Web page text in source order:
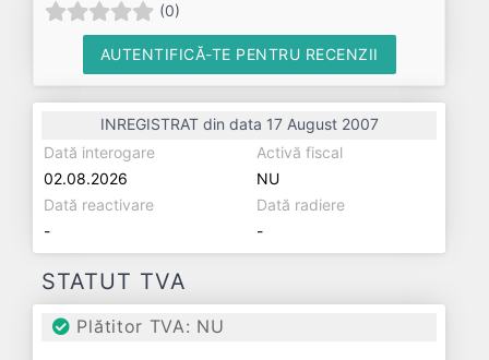
(0)
AUTENTIFICĂ-TE PENTRU RECENZII
INREGISTRAT din data 17 August 2007
Dată interogare
02.08.2026
Activă fiscal
NU
Dată reactivare
-
Dată radiere
-
STATUT TVA
Plătitor TVA: NU